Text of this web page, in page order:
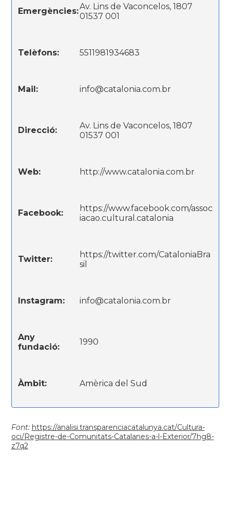
Emergències:Av. Lins de Vaconcelos, 1807
01537 001
Telèfons: 5511981934683
Mail: info@catalonia.com.br
Direcció:
Av. Lins de Vaconcelos, 1807
01537 001
Web: http://www.catalonia.com.br
Facebook:
https://www.facebook.com/assoc
iacao.cultural.catalonia
Twitter:
https://twitter.com/CataloniaBra
sil
Instagram: info@catalonia.com.br
Any
fundació:
1990
Àmbit: Amèrica del Sud
Font: https://analisi.transparenciacatalunya.cat/Cultura-
oci/Registre-de-Comunitats-Catalanes-a-l-Exterior/7hg8-
z7q2